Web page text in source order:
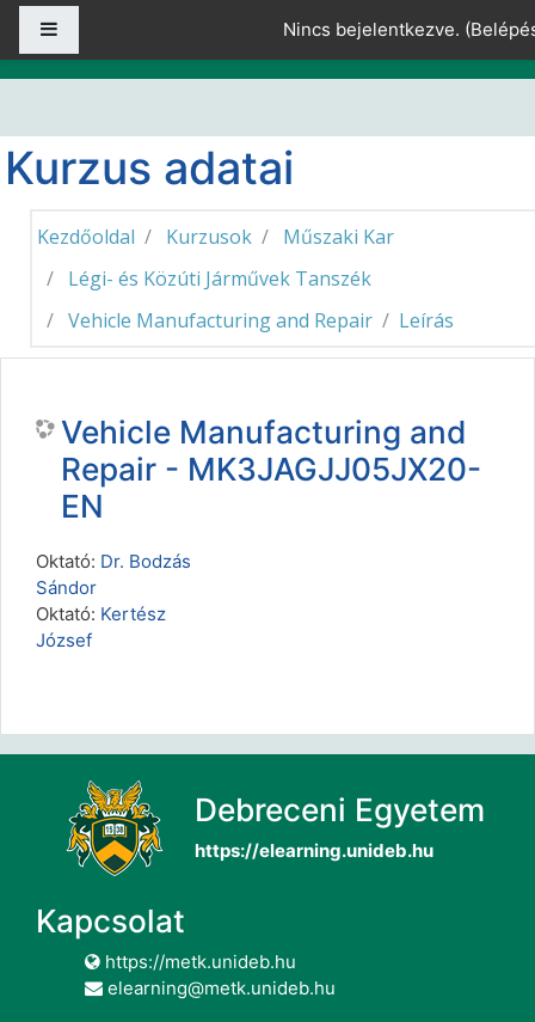
Tovább a fő tartalomhoz
Nincs bejelentkezve. (
Kurzus adatai
Kezdőoldal Kurzusok
Műszaki Kar
Légi- és Közúti Járművek Tanszék
Vehicle Manufacturing and Repair
Leírás
Vehicle Manufacturing and
Repair - MK3JAGJJ05JX20-
EN
Oktató: Dr. Bodzás
Sándor
Oktató: Kertész
József
Debreceni Egyetem
https://elearning.unideb.hu
Kapcsolat
https://metk.unideb.hu
elearning@metk.unideb.hu